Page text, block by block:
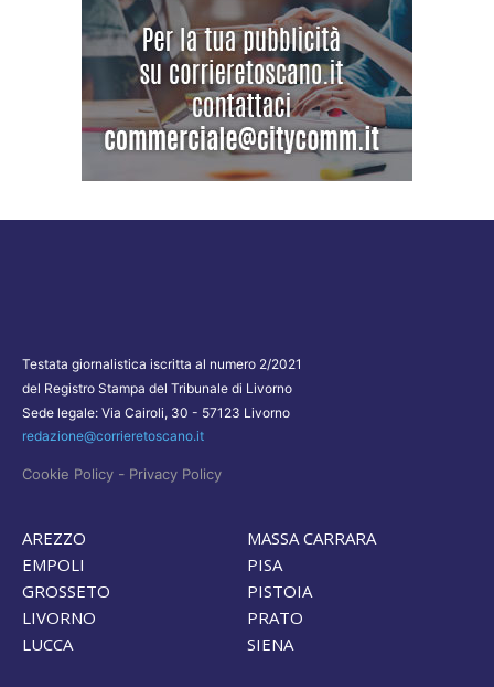
Testata giornalistica iscritta al numero 2/2021
del Registro Stampa del Tribunale di Livorno
Sede legale: Via Cairoli, 30 - 57123 Livorno
redazione@corrieretoscano.it
Cookie Policy - Privacy Policy
AREZZO
EMPOLI
GROSSETO
LIVORNO
LUCCA
MASSA CARRARA
PISA
PISTOIA
PRATO
SIENA